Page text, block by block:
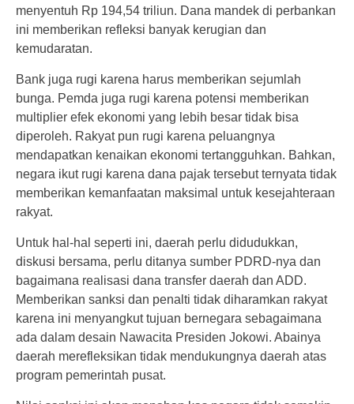
menyentuh Rp 194,54 triliun. Dana mandek di perbankan
ini memberikan refleksi banyak kerugian dan
kemudaratan.
Bank juga rugi karena harus memberikan sejumlah
bunga. Pemda juga rugi karena potensi memberikan
multiplier efek ekonomi yang lebih besar tidak bisa
diperoleh. Rakyat pun rugi karena peluangnya
mendapatkan kenaikan ekonomi tertangguhkan. Bahkan,
negara ikut rugi karena dana pajak tersebut ternyata tidak
memberikan kemanfaatan maksimal untuk kesejahteraan
rakyat.
Untuk hal-hal seperti ini, daerah perlu didudukkan,
diskusi bersama, perlu ditanya sumber PDRD-nya dan
bagaimana realisasi dana transfer daerah dan ADD.
Memberikan sanksi dan penalti tidak diharamkan rakyat
karena ini menyangkut tujuan bernegara sebagaimana
ada dalam desain Nawacita Presiden Jokowi. Abainya
daerah merefleksikan tidak mendukungnya daerah atas
program pemerintah pusat.